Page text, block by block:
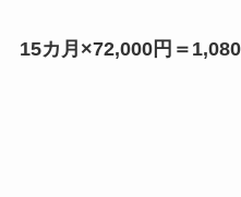
15カ月×72,000円＝